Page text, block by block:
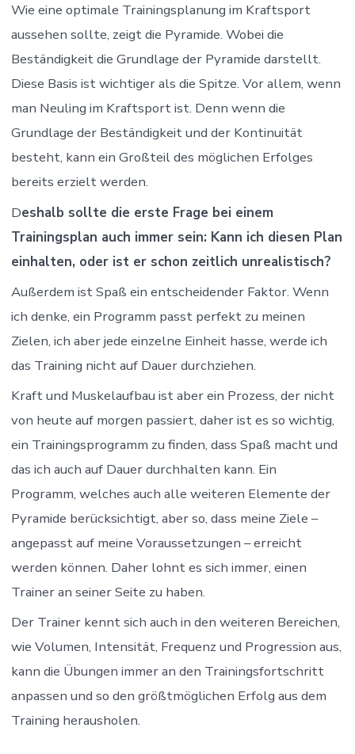
Wie eine optimale Trainingsplanung im Kraftsport
aussehen sollte, zeigt die Pyramide. Wobei die
Beständigkeit die Grundlage der Pyramide darstellt.
Diese Basis ist wichtiger als die Spitze. Vor allem, wenn
man Neuling im Kraftsport ist. Denn wenn die
Grundlage der Beständigkeit und der Kontinuität
besteht, kann ein Großteil des möglichen Erfolges
bereits erzielt werden.
Deshalb sollte die erste Frage bei einem
Trainingsplan auch immer sein: Kann ich diesen Plan
einhalten, oder ist er schon zeitlich unrealistisch?
Außerdem ist Spaß ein entscheidender Faktor. Wenn
ich denke, ein Programm passt perfekt zu meinen
Zielen, ich aber jede einzelne Einheit hasse, werde ich
das Training nicht auf Dauer durchziehen.
Kraft und Muskelaufbau ist aber ein Prozess, der nicht
von heute auf morgen passiert, daher ist es so wichtig,
ein Trainingsprogramm zu finden, dass Spaß macht und
das ich auch auf Dauer durchhalten kann. Ein
Programm, welches auch alle weiteren Elemente der
Pyramide berücksichtigt, aber so, dass meine Ziele –
angepasst auf meine Voraussetzungen – erreicht
werden können. Daher lohnt es sich immer, einen
Trainer an seiner Seite zu haben.
Der Trainer kennt sich auch in den weiteren Bereichen,
wie Volumen, Intensität, Frequenz und Progression aus,
kann die Übungen immer an den Trainingsfortschritt
anpassen und so den größtmöglichen Erfolg aus dem
Training herausholen.